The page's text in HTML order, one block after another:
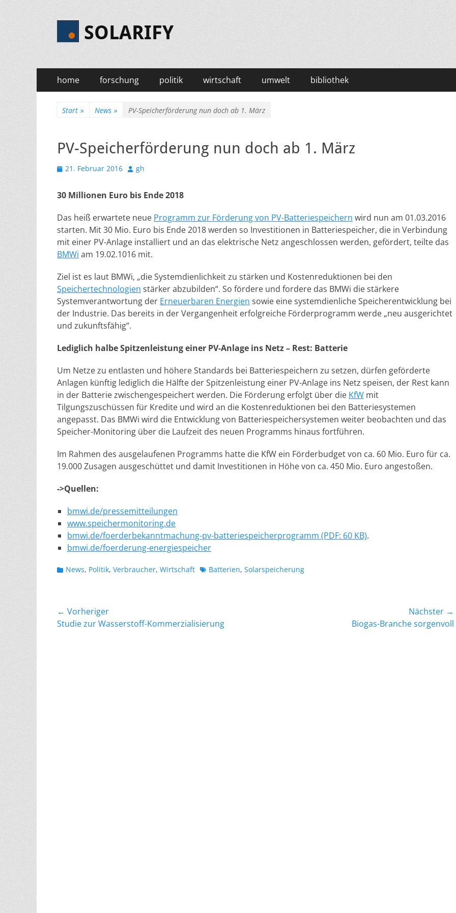
SOLARIFY
Primäres
Menü
Zum
Inhalt
home forschung politik wirtschaft umwelt bibliothek
Start » News » PV-Speicherförderung nun doch ab 1. März
PV-Speicherförderung nun doch ab 1. März
Veröffentlicht
21. Februar 2016 Autor
gh
30 Millionen Euro bis Ende 2018
Das heiß erwartete neue Programm zur Förderung von PV-Batteriespeichern wird nun am 01.03.2016
starten. Mit 30 Mio. Euro bis Ende 2018 werden so Investitionen in Batteriespeicher, die in Verbindung
mit einer PV-Anlage installiert und an das elektrische Netz angeschlossen werden, gefördert, teilte das
BMWi am 19.02.1016 mit.
Ziel ist es laut BMWi, „die Systemdienlichkeit zu stärken und Kostenreduktionen bei den
Speichertechnologien stärker abzubilden“. So fördere und fordere das BMWi die stärkere
Systemverantwortung der Erneuerbaren Energien sowie eine systemdienliche Speicherentwicklung bei
der Industrie. Das bereits in der Vergangenheit erfolgreiche Förderprogramm werde „neu ausgerichtet
und zukunftsfähig“.
Lediglich halbe Spitzenleistung einer PV-Anlage ins Netz – Rest: Batterie
Um Netze zu entlasten und höhere Standards bei Batteriespeichern zu setzen, dürfen geförderte
Anlagen künftig lediglich die Hälfte der Spitzenleistung einer PV-Anlage ins Netz speisen, der Rest kann
in der Batterie zwischengespeichert werden. Die Förderung erfolgt über die KfW mit
Tilgungszuschüssen für Kredite und wird an die Kostenreduktionen bei den Batteriesystemen
angepasst. Das BMWi wird die Entwicklung von Batteriespeichersystemen weiter beobachten und das
Speicher-Monitoring über die Laufzeit des neuen Programms hinaus fortführen.
Im Rahmen des ausgelaufenen Programms hatte die KfW ein Förderbudget von ca. 60 Mio. Euro für ca.
19.000 Zusagen ausgeschüttet und damit Investitionen in Höhe von ca. 450 Mio. Euro angestoßen.
->Quellen:
bmwi.de/pressemitteilungen
www.speichermonitoring.de
bmwi.de/foerderbekanntmachung-pv-batteriespeicherprogramm (PDF: 60 KB).
bmwi.de/foerderung-energiespeicher
Kategorien
News, Politik, Verbraucher, Wirtschaft Schlagworte
Batterien, Solarspeicherung
Beitragsnavigation
← Vorheriger
Vorheriger
Studie zur Wasserstoff-Kommerzialisierung
Nächster →
Biogas-Branche sorgenvoll